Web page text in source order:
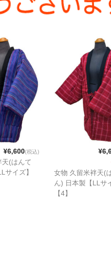
¥6,600(税込)
(はんて
サイズ】
女物 久留米袢天(
ん) 日本製【LLサ
【4】